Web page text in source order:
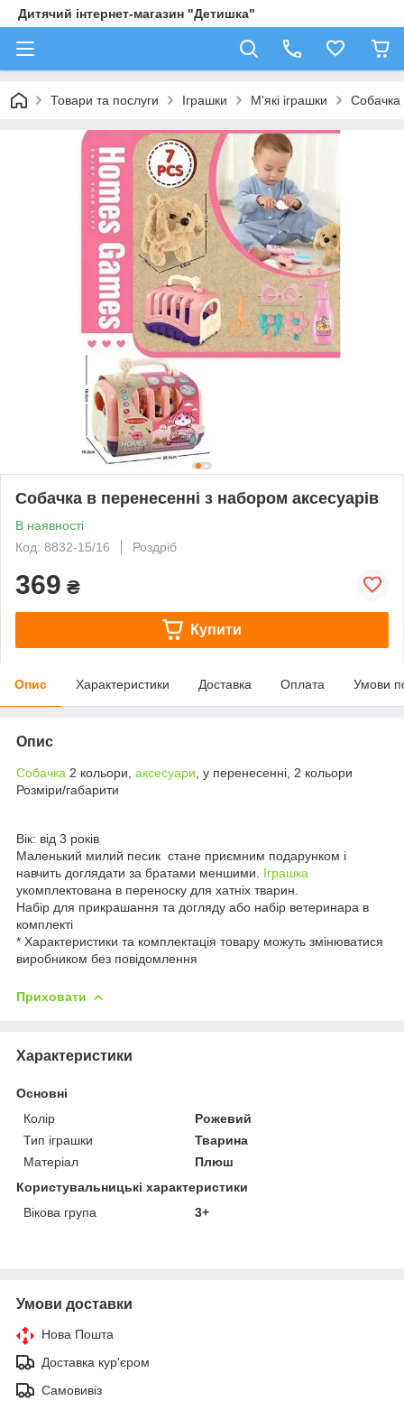
Дитячий інтернет-магазин "Детишка"
Товари та послуги Іграшки М'які іграшки Собачка
Собачка в перенесенні з набором аксесуарів
В наявності
Код: 8832-15/16
Роздріб
369 ₴
Купити
Опис Характеристики Доставка Оплата Умови
Опис
Собачка 2 кольори, аксесуари , у перенесенні, 2 кольори
Розміри/габарити
Вік: від 3 років
Маленький милий песик стане приємним подарунком і
навчить доглядати за братами меншими. Іграшка
укомплектована в переноску для хатніх тварин.
Набір для прикрашання та догляду або набір ветеринара в
комплекті
* Характеристики та комплектація товару можуть змінюватися
виробником без повідомлення
Приховати
Характеристики
Основні
Колір
Рожевий
Тип іграшки
Тварина
Матеріал
Плюш
Користувальницькі характеристики
Вікова група
3+
Умови доставки
Нова Пошта
Доставка кур'єром
Самовивіз